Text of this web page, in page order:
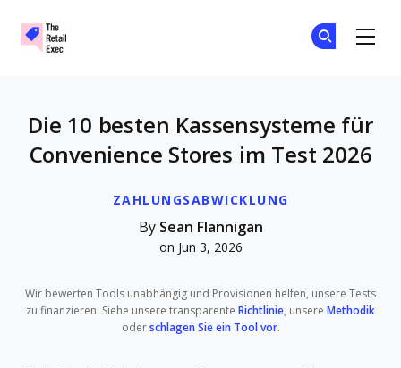
ZAHLUNGSABWICKLUNG
Die 10 besten Kassensysteme für
Convenience Stores im Test 2026
By Sean Flannigan
on Jun 3, 2026
Wir bewerten Tools unabhängig und Provisionen helfen, unsere Tests
zu finanzieren. Siehe unsere transparente Richtlinie, unsere Methodik
oder schlagen Sie ein Tool vor.